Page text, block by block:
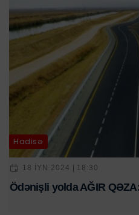
Hadisə
18 IYN 2024 | 18:30
Ödənişli yolda AĞIR